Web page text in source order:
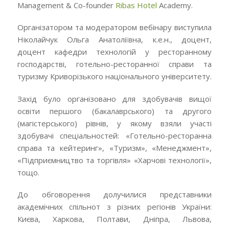
Management & Co-founderRibas Hotel Academy.
Організатором та модератором вебінару виступила
Ніколайчук Ольга Анатоліївна, к.е.н., доцент,
доцент кафедри технологій у ресторанному
господарстві, готельно-ресторанної справи та
туризму Криворізького національного університету.
Захід було організовано для здобувачів вищої
освіти першого (бакалаврського) та другого
(магістерського) рівнів, у якому взяли участі
здобувачі спеціальностей: «Готельно-ресторанна
справа та кейтеринг», «Туризм», «Менеджмент»,
«Підприємництво та торгівля» «Харчові технології»,
тощо.
До обговорення долучилися представники
академічних спільнот з різних регіонів України:
Києва, Харкова, Полтави, Дніпра, Львова,